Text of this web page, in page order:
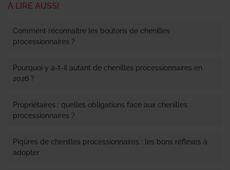
À LIRE AUSSI
Comment reconnaître les boutons de chenilles
processionnaires ?
Pourquoi y a-t-il autant de chenilles processionnaires en
2026 ?
Propriétaires : quelles obligations face aux chenilles
processionnaires ?
Piqûres de chenilles processionnaires : les bons réflexes à
adopter